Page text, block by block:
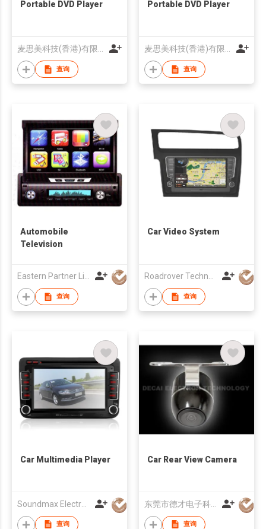
Portable DVD Player
查询
Portable DVD Player
查询
Automobile
Television
Eastern Partner Limited
查询
Car Video System
Roadrover Technology (Hong Kong)Co., Limited
查询
Car Multimedia Player
Soundmax Electronics Ltd
查询
Car Rear View Camera
东莞市德才电子科技有限公司
查询